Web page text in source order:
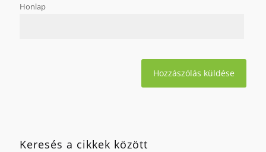
Honlap
Keresés a cikkek között